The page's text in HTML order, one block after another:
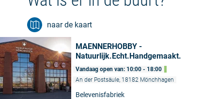
naar de kaart
MAENNERHOBBY -
Natuurlijk.Echt.Handgemaakt.
Vandaag open van: 10:00 - 18:00
An der Postsäule, 18182 Mönchhagen
Belevenisfabriek